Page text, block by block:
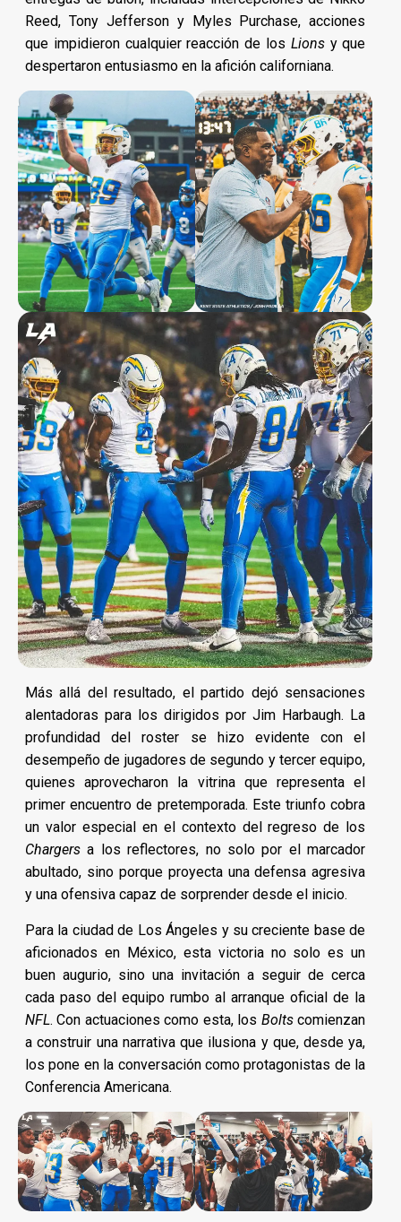
Reed, Tony Jefferson y Myles Purchase, acciones
que impidieron cualquier reacción de los Lions y que
despertaron entusiasmo en la afición californiana.
Más allá del resultado, el partido dejó sensaciones
alentadoras para los dirigidos por Jim Harbaugh. La
profundidad del roster se hizo evidente con el
desempeño de jugadores de segundo y tercer equipo,
quienes aprovecharon la vitrina que representa el
primer encuentro de pretemporada. Este triunfo cobra
un valor especial en el contexto del regreso de los
Chargers a los reflectores, no solo por el marcador
abultado, sino porque proyecta una defensa agresiva
y una ofensiva capaz de sorprender desde el inicio.
Para la ciudad de Los Ángeles y su creciente base de
aficionados en México, esta victoria no solo es un
buen augurio, sino una invitación a seguir de cerca
cada paso del equipo rumbo al arranque oficial de la
NFL. Con actuaciones como esta, los Boltscomienzan
a construir una narrativa que ilusiona y que, desde ya,
los pone en la conversación como protagonistas de la
Conferencia Americana.